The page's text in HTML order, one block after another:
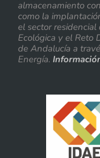
almacenamiento
como la
el sector
Ecológica y el Reto
de Andalucía a
Energía.